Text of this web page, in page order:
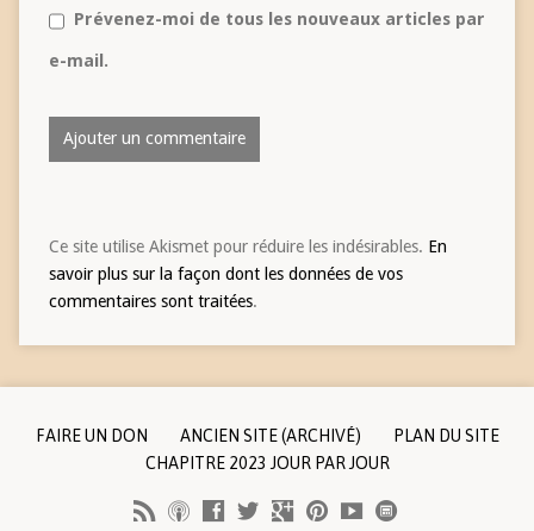
Prévenez-moi de tous les nouveaux articles par
e-mail.
Ce site utilise Akismet pour réduire les indésirables. En
savoir plus sur la façon dont les données de vos
commentaires sont traitées.
FAIRE UN DON ANCIEN SITE (ARCHIVÉ)
PLAN DU SITE
CHAPITRE 2023 JOUR PAR JOUR